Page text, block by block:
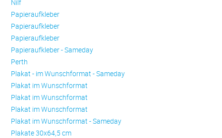
Nilf
Papieraufkleber
Papieraufkleber
Papieraufkleber
Papieraufkleber - Sameday
Perth
Plakat - im Wunschformat - Sameday
Plakat im Wunschformat
Plakat im Wunschformat
Plakat im Wunschformat
Plakat im Wunschformat - Sameday
Plakate 30x64,5 cm